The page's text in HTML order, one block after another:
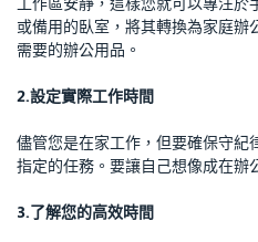
或備用的臥室，將其轉換為家庭辦
需要的辦公用品。
2.設定實際工作時間
儘管您是在家工作，但要確保守紀
指定的任務。要讓自己想像成在辦
3.了解您的高效時間